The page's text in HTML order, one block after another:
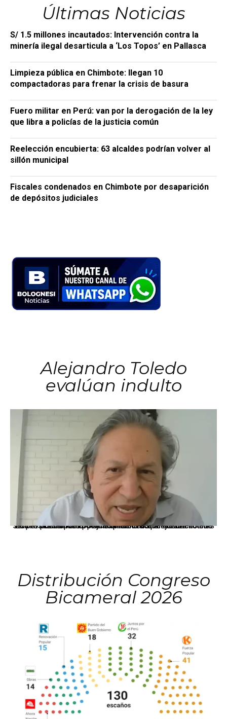
Últimas Noticias
S/ 1.5 millones incautados: Intervención contra la
minería ilegal desarticula a ‘Los Topos’ en Pallasca
Limpieza pública en Chimbote: llegan 10
compactadoras para frenar la crisis de basura
Fuero militar en Perú: van por la derogación de la ley
que libra a policías de la justicia común
Reelección encubierta: 63 alcaldes podrían volver al
sillón municipal
Fiscales condenados en Chimbote por desaparición
de depósitos judiciales
Alejandro Toledo
evalúan indulto
La presidenta Keiko Fujimori informó que la solicitud de indulto presentada por el expresidente Alejandro Toledo será evaluada por la Comisión de Gracias Presidenciales conforme al procedimiento establecido.
Distribución Congreso
Bicameral 2026